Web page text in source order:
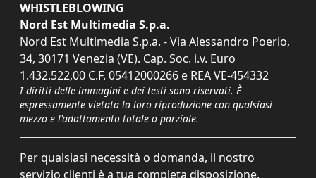
WHISTLEBLOWING
Nord Est Multimedia S.p.a.
Nord Est Multimedia S.p.a. - Via Alessandro Poerio,
34, 30171 Venezia (VE). Cap. Soc. i.v. Euro
1.432.522,00 C.F. 05412000266 e REA VE-454332
I diritti delle immagini e dei testi sono riservati. È
espressamente vietata la loro riproduzione con qualsiasi
mezzo e l'adattamento totale o parziale.
Per qualsiasi necessità o domanda, il nostro
servizio clienti è a tua completa disposizione.